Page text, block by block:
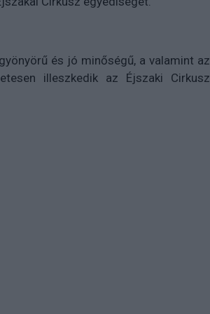
és jó minőségű, a valamint az
illeszkedik az Éjszaki Cirkusz